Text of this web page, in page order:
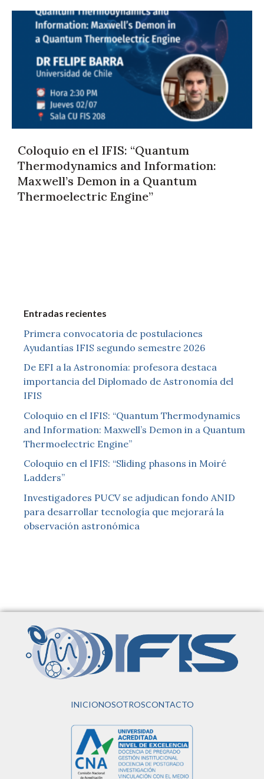
Coloquio en el IFIS: “Quantum
Thermodynamics and Information:
Maxwell’s Demon in a Quantum
Thermoelectric Engine”
Entradas recientes
Primera convocatoria de postulaciones
Ayudantías IFIS segundo semestre 2026
De EFI a la Astronomía: profesora destaca
importancia del Diplomado de Astronomía del
IFIS
Coloquio en el IFIS: “Quantum Thermodynamics
and Information: Maxwell’s Demon in a Quantum
Thermoelectric Engine”
Coloquio en el IFIS: “Sliding phasons in Moiré
Ladders”
Investigadores PUCV se adjudican fondo ANID
para desarrollar tecnología que mejorará la
observación astronómica
INICIONOSOTROSCONTACTO